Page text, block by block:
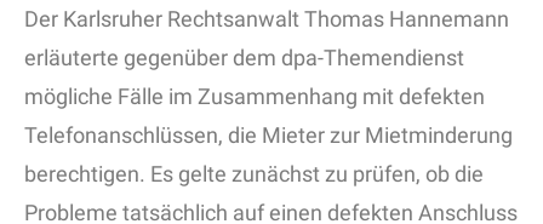
Der Karlsruher Rechtsanwalt Thomas Hannemann
erläuterte gegenüber dem dpa-Themendienst
mögliche Fälle im Zusammenhang mit defekten
Telefonanschlüssen, die Mieter zur Mietminderung
berechtigen. Es gelte zunächst zu prüfen, ob die
Probleme tatsächlich auf einen defekten Anschluss